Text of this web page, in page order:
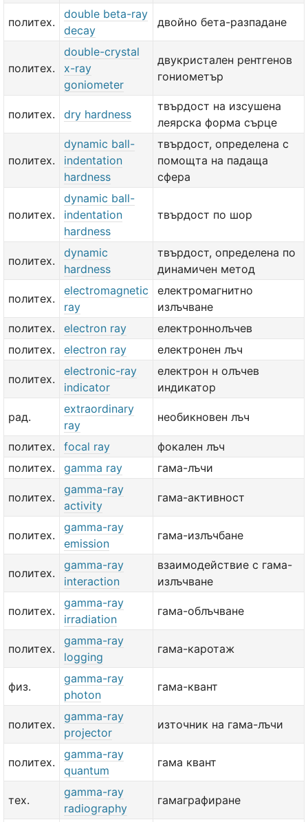
политех.
double beta-ray
decay
двойно бета-разпадане
политех.
double-crystal
x-ray
goniometer
двукристален рентгенов
гониометър
политех. dry hardness
твърдост на изсушена
леярска форма сърце
политех.
dynamic ball-
indentation
hardness
твърдост, определена с
помощта на падаща
сфера
политех.
dynamic ball-
indentation
hardness
твърдост по шор
политех.
dynamic
hardness
твърдост, определена по
динамичен метод
политех.
electromagnetic
ray
електромагнитно
излъчване
политех.
electron ray
електроннолъчев
политех.
electron ray електронен лъч
политех.
electronic-ray
indicator
електрон н олъчев
индикатор
рад.
extraordinary
ray
необикновен лъч
политех. focal ray
фокален лъч
политех.
gamma ray гама-лъчи
политех.
gamma-ray
activity
гама-активност
политех.
gamma-ray
emission
гама-излъчбане
политех.
gamma-ray
interaction
взаимодействие с гама-
излъчване
политех.
gamma-ray
irradiation
гама-облъчване
политех.
gamma-ray
logging
гама-каротаж
физ.
gamma-ray
photon
гама-квант
политех.
gamma-ray
projector
източник на гама-лъчи
политех.
gamma-ray
quantum
гама квант
тех.
gamma-ray
radiography
гамаграфиране